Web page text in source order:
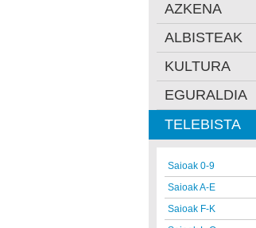
AZKENA
ALBISTEAK
KULTURA
EGURALDIA
TELEBISTA
Saioak 0-9
Saioak A-E
Saioak F-K